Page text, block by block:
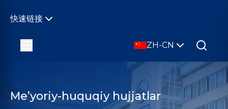
快速链接
ZH-CN
Me’yoriy-huquqiy hujjatlar